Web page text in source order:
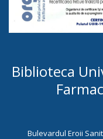
Biblioteca
Bulevardul Eroii